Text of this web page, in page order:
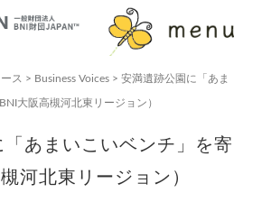
ス > Business Voices > 安満遺跡公園に「あま
大阪高槻河北東リージョン）
あまいこいベンチ」を寄
河北東リージョン）